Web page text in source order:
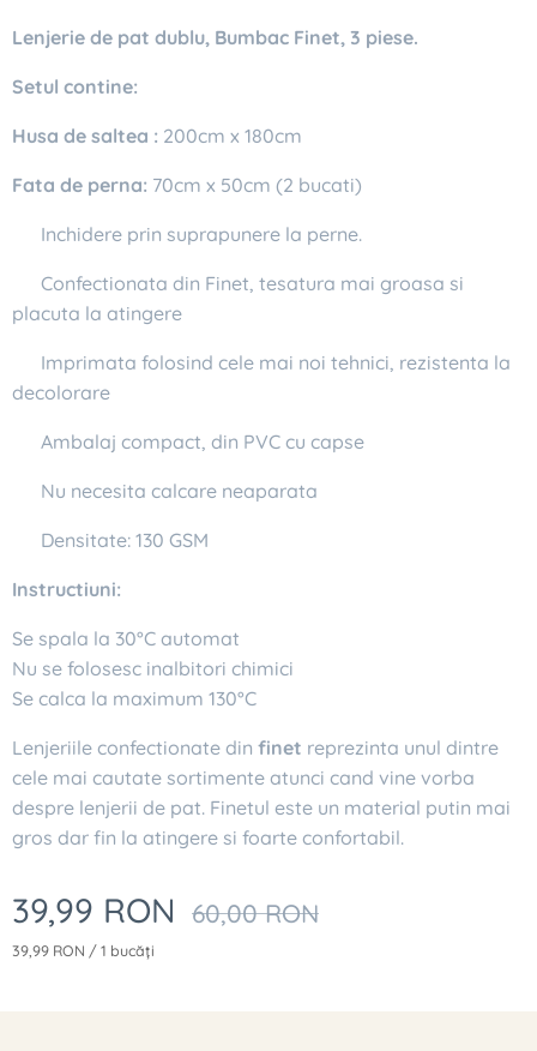
Lenjerie de pat dublu, Bumbac Finet, 3 piese.
Setul contine:
Husa de saltea : 200cm x 180cm
Fata de perna: 70cm x 50cm (2 bucati)
✔ Inchidere prin suprapunere la perne.
✔ Confectionata din Finet, tesatura mai groasa si
placuta la atingere
✔ Imprimata folosind cele mai noi tehnici, rezistenta la
decolorare
✔ Ambalaj compact, din PVC cu capse
✔ Nu necesita calcare neaparata
✔ Densitate: 130 GSM
Instructiuni:
Se spala la 30°C automat
Nu se folosesc inalbitori chimici
Se calca la maximum 130°C
Lenjeriile confectionate din finet reprezinta unul dintre
cele mai cautate sortimente atunci cand vine vorba
despre lenjerii de pat. Finetul este un material putin mai
gros dar fin la atingere si foarte confortabil.
39,99 RON 60,00RON
39,99 RON / 1 bucăți